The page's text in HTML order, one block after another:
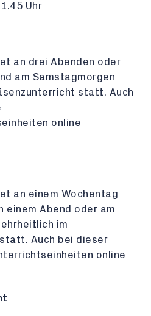
Uhr
an drei Abenden oder
am Samstagmorgen
statt. Auch
online
an einem Wochentag
einem Abend oder am
im
Auch bei dieser
online